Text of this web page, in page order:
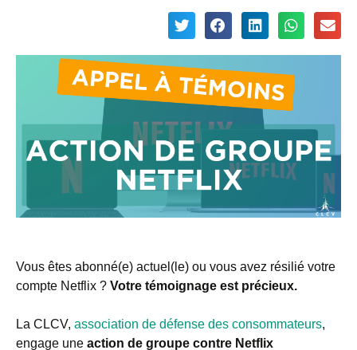
Vous êtes abonné(e) actuel(le) ou vous avez résilié votre
compte Netflix ? Votre témoignage est précieux.
La CLCV, association de défense des consommateurs,
engage une action de groupe contre Netflix